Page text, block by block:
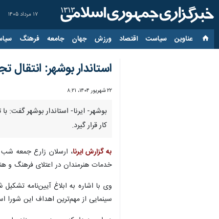
۱۷ مرداد ۱۴۰۵
عناوین‌ سیاست اقتصاد ورزش جهان جامعه فرهنگ
استاندار بوشهر:
۲۲ شهریور ۱۴۰۴، ۸:۲۱